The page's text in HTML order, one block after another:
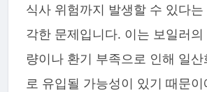
식사 위험까지 발생할 수 있다는
각한 문제입니다. 이는 보일러
량이나 환기 부족으로 인해 일
로 유입될 가능성이 있기 때문이